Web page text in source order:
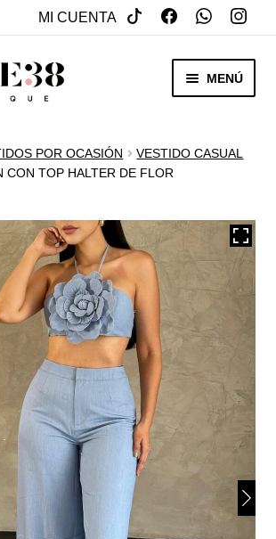
MI CUENTA
MENÚ
HIJO
POR OCASIÓN
VESTIDO CASUAL
CON TOP HALTER DE FLOR